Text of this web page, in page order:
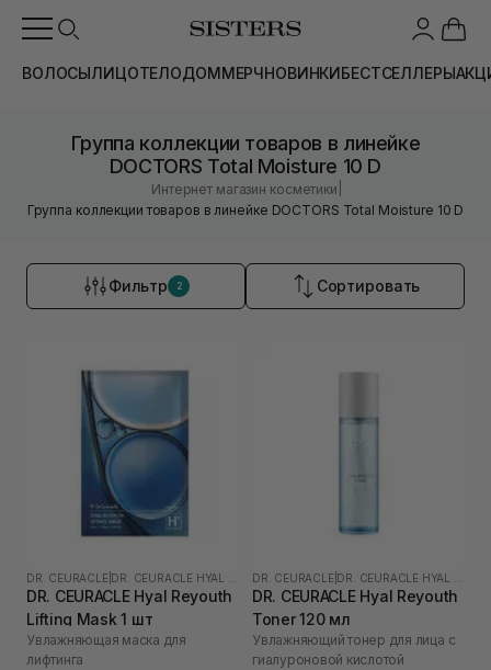
ВОЛОСЫЛИЦОТЕЛОДОММЕРЧНОВИНКИБЕСТСЕЛЛЕРЫ
Группа коллекции товаров в линейке
DOCTORS Total Moisture 10 D
Интернет магазин косметики
Группа коллекции товаров в линейке DOCTORS Total Moisture 10 D
Фильтр 2 Сортировать
DR. CEURACLE
DR. CEURACLE Hyal Reyouth
Lifting Mask 1 шт
Увлажняющая маска для
лифтинга
DR. CEURACLE
DR. CEURACLE Hyal Reyouth
Toner 120 мл
Увлажняющий тонер для лица с
гиалуроновой кислотой